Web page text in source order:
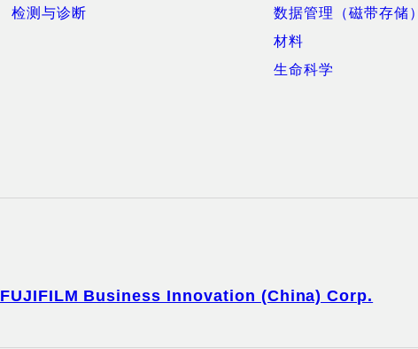
检测与诊断
数据管理（磁带存储）
材料
生命科学
FUJIFILM Business Innovation (China) Corp.